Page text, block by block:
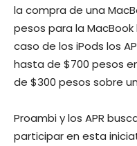
la compra de una
pesos para la
caso de los iPods los
hasta de $700 pesos
de $300 pesos sobre
Proambi y los APR
participar en esta